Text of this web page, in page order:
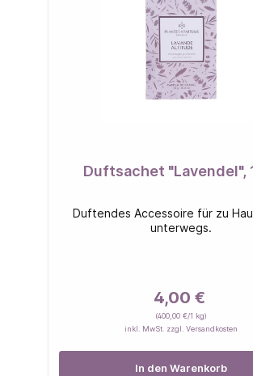
Duftsachet "Lavendel",
Duftendes Accessoire für zu
unterwegs.
4,00 €
(400,00 €/1 kg)
inkl. MwSt. zzgl. Versandkosten
In den Warenkorb